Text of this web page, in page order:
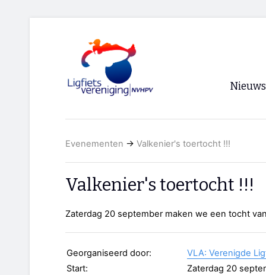
Nieuws
RSS
Evenementen → Valkenier's toertocht !!!
Valkenier's toertocht !!!
Zaterdag 20 september maken we een tocht
Georganiseerd door:
VLA: Verenigde
Start:
Zaterdag 20